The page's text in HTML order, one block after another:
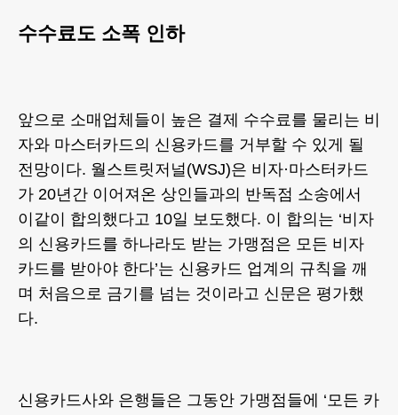
수수료도 소폭 인하
앞으로 소매업체들이 높은 결제 수수료를 물리는 비
자와 마스터카드의 신용카드를 거부할 수 있게 될
전망이다. 월스트릿저널(WSJ)은 비자·마스터카드
가 20년간 이어져온 상인들과의 반독점 소송에서
이같이 합의했다고 10일 보도했다. 이 합의는 ‘비자
의 신용카드를 하나라도 받는 가맹점은 모든 비자
카드를 받아야 한다’는 신용카드 업계의 규칙을 깨
며 처음으로 금기를 넘는 것이라고 신문은 평가했
다.
신용카드사와 은행들은 그동안 가맹점들에 ‘모든 카